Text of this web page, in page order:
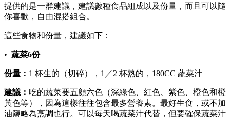
提供的是一群建議，建議數種食品組成以及份量，而且可以隨
你喜歡，自由混搭組合。
這些食物和份量，建議如下：
• 蔬菜6份
份量： 1 杯生的（切碎），1／2 杯熟的，180CC 蔬菜汁
建議： 吃的蔬菜要五顏六色（深綠色、紅色、紫色、橙色和橙
黃色等），因為這樣往往包含最多營養素。最好生食，或不加
油鹽略為烹調也行。可以每天喝蔬菜汁代替，但要確保蔬菜汁